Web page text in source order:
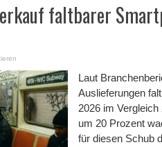
faltbarer
Laut
Auslieferungen
2026 im
um 20 Prozent
für diesen Schub